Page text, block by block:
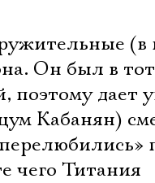
Он был в
поэтому дает
Кабанян)
чего Титания